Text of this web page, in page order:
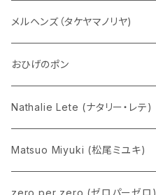
五型動物
Eddie パンダ
デコちゃん
クマちゃん
メルヘンズ（タケヤマノリヤ)
ケロペチーノ
おひげのポン
Nathalie Lete (ナタリー・レテ)
Matsuo Miyuki (松尾ミユキ)
zero per zero (ゼロパーゼロ)